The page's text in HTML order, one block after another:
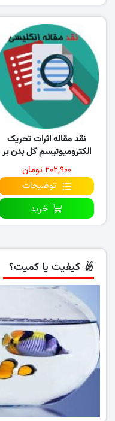
نقد مقاله اثرات تحریک
الکترومیوتیسم کل بدن بر
کاهش توده عضلانی ناشی..
۲۰۲,۹۰۰ تومان
توضیحات
خرید
کیفیت یا کمیت؟